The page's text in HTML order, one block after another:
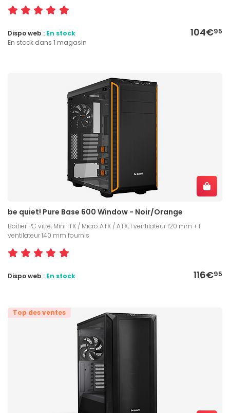
104€95
Dispo web : En stock
En stock dans 1 magasin
be quiet! Pure Base 600 Window - Noir/Orange
Boîtier PC vitré, Mini ITX / Micro ATX / ATX, 1 ventilateur 120 mm + 1
ventilateur 140 mm fournis
116€95
Dispo web : En stock
Top des ventes